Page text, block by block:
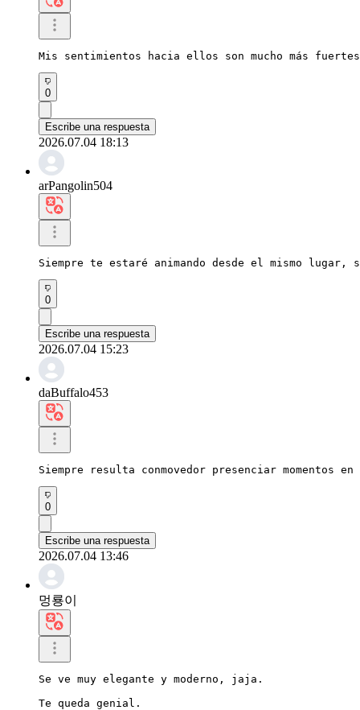
Mis sentimientos hacia ellos son mucho más
0
Escribe una respuesta
2026.07.04 18:13
arPangolin504
Siempre te estaré animando desde el mismo lugar,
0
Escribe una respuesta
2026.07.04 15:23
daBuffalo453
Siempre resulta conmovedor presenciar
0
Escribe una respuesta
2026.07.04 13:46
멍룡이
Se ve muy elegante y moderno, jaja.
Te queda genial.